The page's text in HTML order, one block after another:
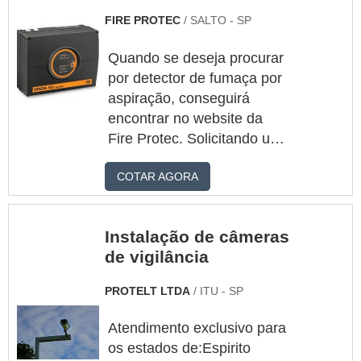
FIRE PROTEC/ SALTO - SP
Quando se deseja procurar
por detector de fumaça por
aspiração, conseguirá
encontrar no website da
Fire Protec. Solicitando um
orçamento por meio do
maior marketplace da
américa latina e
referência no mercado em
seu próprio
é por detector de fumaça
por aspiração, com os
profissionais da Fire Protec
COTAR AGORA
Instalação de câmeras
de vigilância
PROTELT LTDA/ ITU - SP
Atendimento exclusivo para
os estados de:Espirito